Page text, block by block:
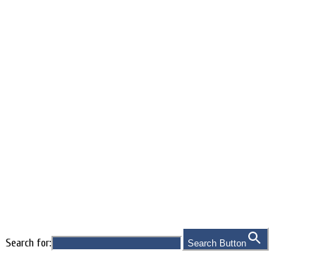
Search for: Search Button